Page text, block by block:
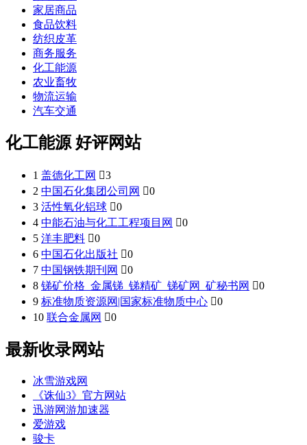
家居商品
食品饮料
纺织皮革
商务服务
化工能源
农业畜牧
物流运输
汽车交通
化工能源 好评网站
1 盖德化工网 3
2 中国石化集团公司网 0
3 活性氧化铝球 0
4 中能石油与化工工程项目网 0
5 洋丰肥料 0
6 中国石化出版社 0
7 中国钢铁期刊网 0
8 锑矿价格_金属锑_锑精矿_锑矿网_矿秘书网 0
9 标准物质资源网|国家标准物质中心 0
10 联合金属网 0
最新收录网站
冰雪游戏网
《诛仙3》官方网站
迅游网游加速器
爱游戏
骏卡